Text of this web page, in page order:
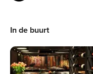
In de buurt